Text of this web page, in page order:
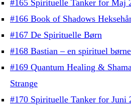
#165 Spirituelle Tanker for Maj
#166 Book of Shadows
#167 De Spirituelle Børn
#168 Bastian – en spirituel
#169 Quantum Healing &
Strange
#170 Spirituelle Tanker for Juni